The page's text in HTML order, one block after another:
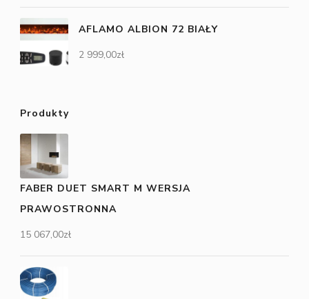
AFLAMO ALBION 72 BIAŁY
2 999,00zł
Produkty
FABER DUET SMART M WERSJA
PRAWOSTRONNA
15 067,00zł